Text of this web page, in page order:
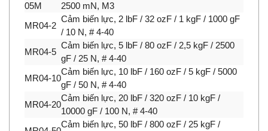
05M
2500 mN, M3
MR04-2
Cảm biến lực, 2 lbF / 32 ozF / 1 kgF / 1000 gF
/ 10 N, # 4-40
MR04-5
Cảm biến lực, 5 lbF / 80 ozF / 2,5 kgF / 2500
gF / 25 N, # 4-40
MR04-10
Cảm biến lực, 10 lbF / 160 ozF / 5 kgF / 5000
gF / 50 N, # 4-40
MR04-20
Cảm biến lực, 20 lbF / 320 ozF / 10 kgF /
10000 gF / 100 N, # 4-40
Cảm biến lực, 50 lbF / 800 ozF / 25 kgF /